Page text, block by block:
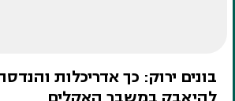
בונים ירוק: כך אדריכלות